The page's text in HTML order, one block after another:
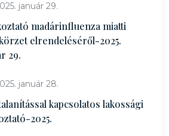
január 29.
madárinfluenza miatti
elrendeléséről-2025.
29.
január 28.
kapcsolatos lakossági
2025.